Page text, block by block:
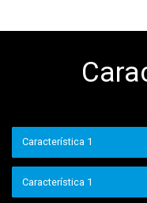
Característica 1
Característica 1